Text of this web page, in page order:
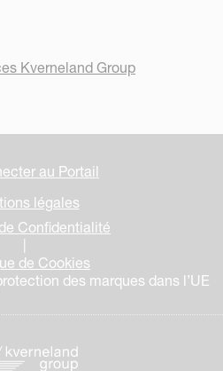
Kverneland Group
au Portail
légales
Confidentialité
|
de Cookies
des marques dans l’UE